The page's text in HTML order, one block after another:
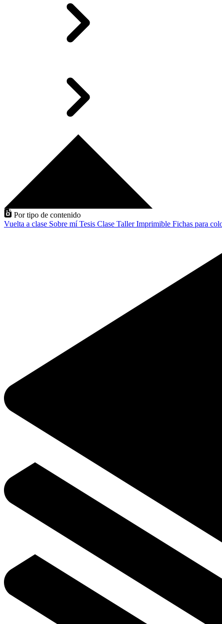
Por tipo de contenido
Vuelta a clase Sobre míTesis Clase TallerImprimible Fichas para